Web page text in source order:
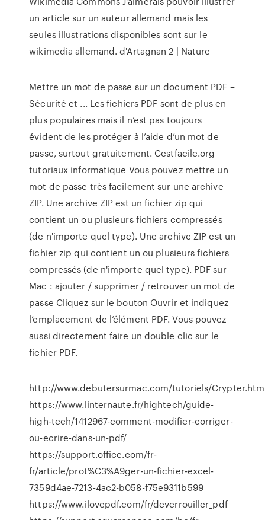
un article sur un auteur allemand mais les
seules illustrations disponibles sont sur le
wikimedia allemand.d'Artagnan 2 | Nature
Mettre un mot de passe sur un document PDF –
Sécurité et ... Les fichiers PDF sont de plus en
plus populaires mais il n’est pas toujours
évident de les protéger à l’aide d’un mot de
passe, surtout gratuitement. Cestfacile.org
tutoriaux informatique Vous pouvez mettre un
mot de passe très facilement sur une archive
ZIP. Une archive ZIP est un fichier zip qui
contient un ou plusieurs fichiers compressés
(de n'importe quel type). Une archive ZIP est un
fichier zip qui contient un ou plusieurs fichiers
compressés (de n'importe quel type). PDF sur
Mac : ajouter / supprimer / retrouver un mot de
passe Cliquez sur le bouton Ouvrir et indiquez
l’emplacement de l’élément PDF. Vous pouvez
aussi directement faire un double clic sur le
fichier PDF.
http://www.debutersurmac.com/tutoriels/
https://www.linternaute.fr/hightech/guide-
high-tech/1412967-comment-modifier-corriger-
ou-ecrire-dans-un-pdf/
https://support.office.com/fr-
fr/article/prot%C3%A9ger-un-fichier-excel-
7359d4ae-7213-4ac2-b058-f75e9311b599
https://www.ilovepdf.com/fr/deverrouiller_pdf